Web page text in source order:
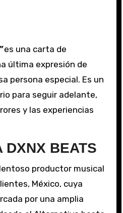
es una carta de
última expresión de
persona especial. Es un
para seguir adelante,
y las experiencias
DXNX BEATS
productor musical
México, cuya
por una amplia